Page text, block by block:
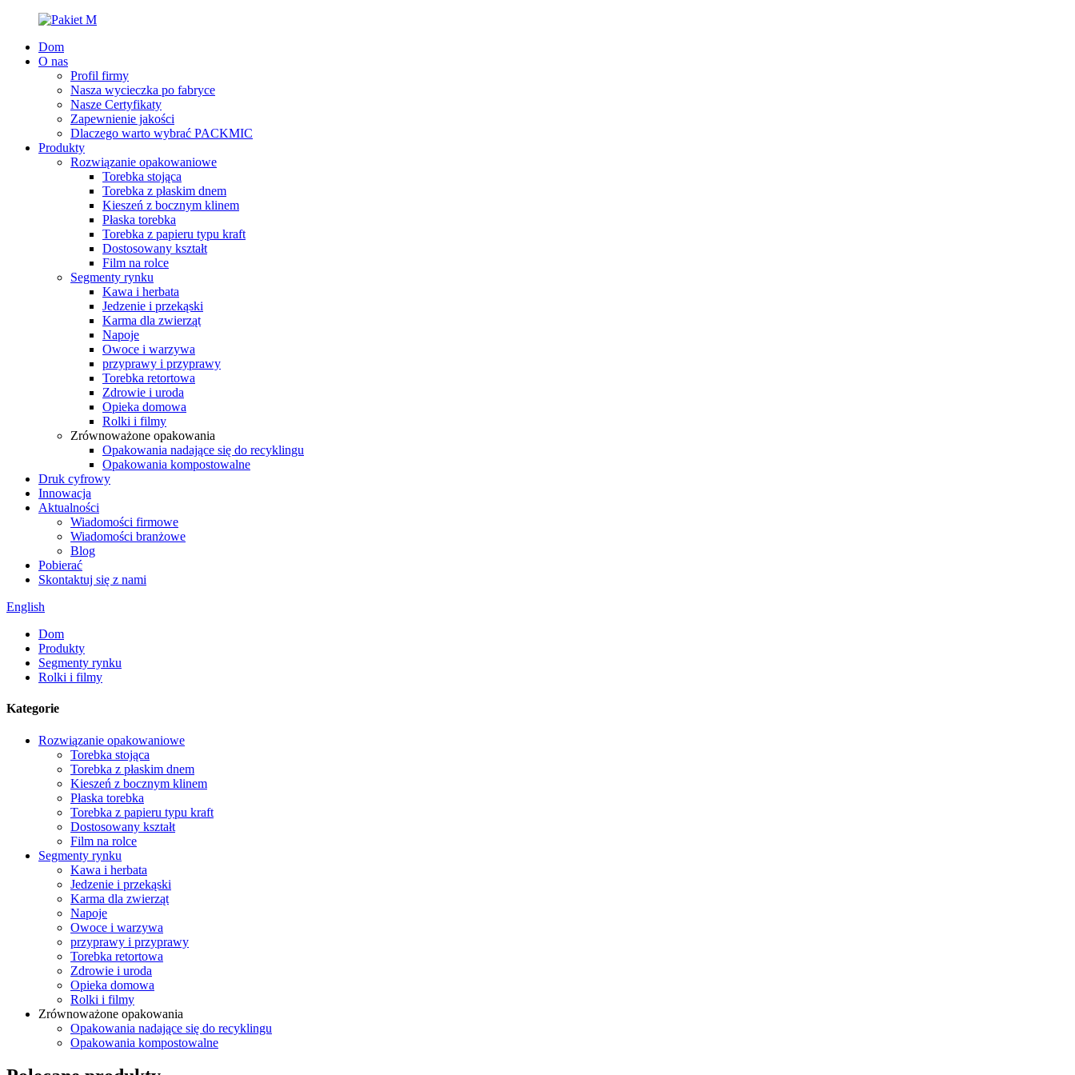
Dom
O nas
Profil firmy
Nasza wycieczka po fabryce
Nasze Certyfikaty
Zapewnienie jakości
Dlaczego warto wybrać PACKMIC
Produkty
Rozwiązanie opakowaniowe
Torebka stojąca
Torebka z płaskim dnem
Kieszeń z bocznym klinem
Płaska torebka
Torebka z papieru typu kraft
Dostosowany kształt
Film na rolce
Segmenty rynku
Kawa i herbata
Jedzenie i przekąski
Karma dla zwierząt
Napoje
Owoce i warzywa
przyprawy i przyprawy
Torebka retortowa
Zdrowie i uroda
Opieka domowa
Rolki i filmy
Zrównoważone opakowania
Opakowania nadające się do recyklingu
Opakowania kompostowalne
Druk cyfrowy
Innowacja
Aktualności
Wiadomości firmowe
Wiadomości branżowe
Blog
Pobierać
Skontaktuj się z nami
English
Dom
Produkty
Segmenty rynku
Rolki i filmy
Kategorie
Rozwiązanie opakowaniowe
Torebka stojąca
Torebka z płaskim dnem
Kieszeń z bocznym klinem
Płaska torebka
Torebka z papieru typu kraft
Dostosowany kształt
Film na rolce
Segmenty rynku
Kawa i herbata
Jedzenie i przekąski
Karma dla zwierząt
Napoje
Owoce i warzywa
przyprawy i przyprawy
Torebka retortowa
Zdrowie i uroda
Opieka domowa
Rolki i filmy
Zrównoważone opakowania
Opakowania nadające się do recyklingu
Opakowania kompostowalne